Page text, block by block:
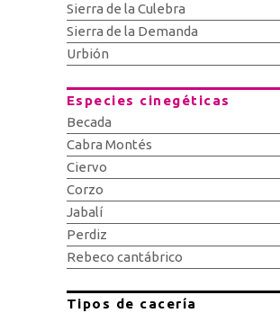
Sierra de la Culebra
Sierra de la Demanda
Urbión
Especies cinegéticas
Becada
Cabra Montés
Ciervo
Corzo
Jabalí
Perdiz
Rebeco cantábrico
Tipos de cacería